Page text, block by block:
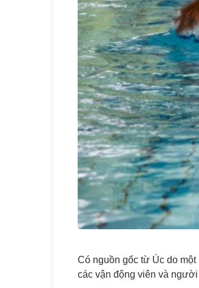
Có nguồn gốc từ Úc do
các vận động viên và